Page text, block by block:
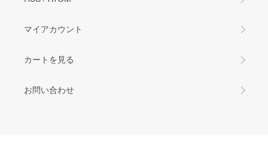
マイアカウント
カートを見る
お問い合わせ